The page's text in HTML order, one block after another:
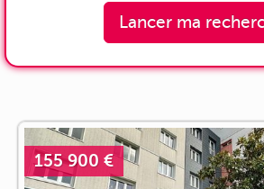
Lancer ma
155 900 €